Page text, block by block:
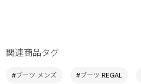
関連商品タグ
#ブーツ メンズ #ブーツ REGAL